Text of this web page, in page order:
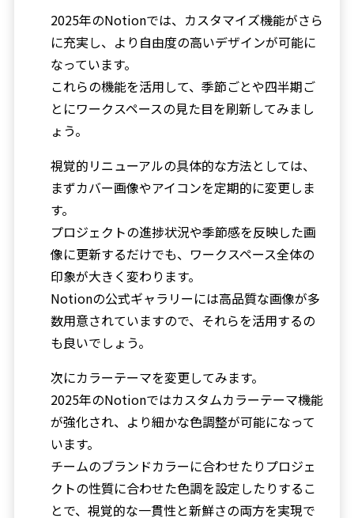
2025年のNotionでは、カスタマイズ機能がさら
に充実し、より自由度の高いデザインが可能に
なっています。
これらの機能を活用して、季節ごとや四半期ご
とにワークスペースの見た目を刷新してみまし
ょう。
視覚的リニューアルの具体的な方法としては、
まずカバー画像やアイコンを定期的に変更しま
す。
プロジェクトの進捗状況や季節感を反映した画
像に更新するだけでも、ワークスペース全体の
印象が大きく変わります。
Notionの公式ギャラリーには高品質な画像が多
数用意されていますので、それらを活用するの
も良いでしょう。
次にカラーテーマを変更してみます。
2025年のNotionではカスタムカラーテーマ機能
が強化され、より細かな色調整が可能になって
います。
チームのブランドカラーに合わせたりプロジェ
クトの性質に合わせた色調を設定したりするこ
とで、視覚的な一貫性と新鮮さの両方を実現で